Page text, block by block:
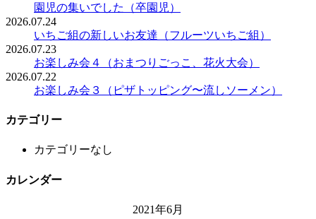
園児の集いでした（卒園児）
2026.07.24
いちご組の新しいお友達（フルーツいちご組）
2026.07.23
お楽しみ会４（おまつりごっこ、花火大会）
2026.07.22
お楽しみ会３（ピザトッピング〜流しソーメン）
カテゴリー
カテゴリーなし
カレンダー
2021年6月